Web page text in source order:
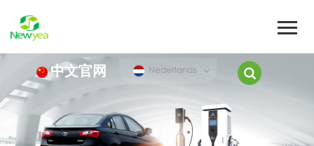
中文官网 Nederlands